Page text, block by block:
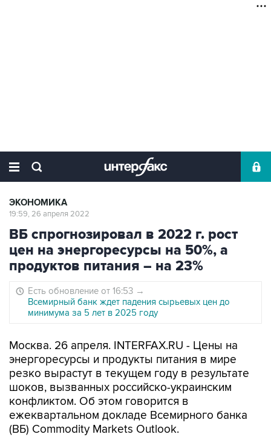
ЭКОНОМИКА
19:59, 26 апреля 2022
ВБ спрогнозировал в 2022 г. рост
цен на энергоресурсы на 50%, а
продуктов питания – на 23%
Есть обновление от 16:53 →
Всемирный банк ждет падения сырьевых цен до
минимума за 5 лет в 2025 году
Москва. 26 апреля. INTERFAX.RU - Цены на
энергоресурсы и продукты питания в мире
резко вырастут в текущем году в результате
шоков, вызванных российско-украинским
конфликтом. Об этом говорится в
ежеквартальном докладе Всемирного банка
(ВБ) Commodity Markets Outlook.